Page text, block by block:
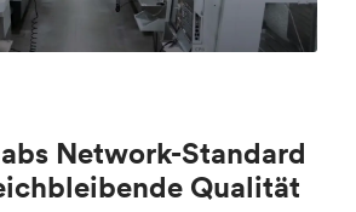
Network-Standard
Qualität